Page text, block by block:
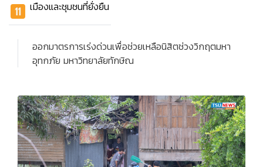
เมืองและชุมชนที่ยั่งยืน
ออกมาตรการเร่งด่วนเพื่อช่วยเหลือนิสิตช่วงวิกฤตมหา
อุทกภัย มหาวิทยาลัยทักษิณ